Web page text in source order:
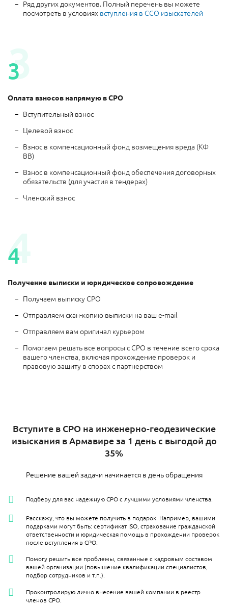
Ряд других документов. Полный перечень вы можете
посмотреть в условиях вступления в ССО изыскателей
3
3
Оплата взносов напрямую в СРО
Вступительный взнос
Целевой взнос
Взнос в компенсационный фонд возмещения вреда (КФ
ВВ)
Взнос в компенсационный фонд обеспечения договорных
обязательств (для участия в тендерах)
Членский взнос
4
4
Получение выписки и юридическое сопровождение
Получаем выписку СРО
Отправляем скан-копию выписки на ваш e-mail
Отправляем вам оригинал курьером
Помогаем решать все вопросы с СРО в течение всего срока
вашего членства, включая прохождение проверок и
правовую защиту в спорах с партнерством
Вступите в СРО на инженерно-геодезические
изыскания в Армавире за 1 день с выгодой до
35%
Решение вашей задачи начинается в день обращения
Подберу для вас надежную СРО с лучшими условиями членства.
Расскажу, что вы можете получить в подарок. Например, вашими
подарками могут быть: сертификат ISO, страхование гражданской
ответственности и юридическая помощь в прохождении проверок
после вступления в СРО.
Помогу решить все проблемы, связанные с кадровым составом
вашей организации (повышение квалификации специалистов,
подбор сотрудников и т.п.).
Проконтролирую лично внесение вашей компании в реестр
членов СРО.